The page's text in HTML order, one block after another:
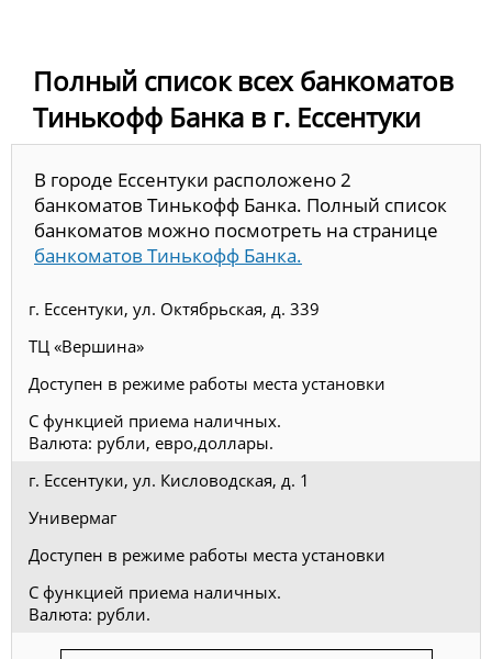
Полный список всех банкоматов
Тинькофф Банка в г. Ессентуки
В городе Ессентуки расположено 2
банкоматов Тинькофф Банка. Полный список
банкоматов можно посмотреть на странице
банкоматов Тинькофф Банка.
г. Ессентуки, ул. Октябрьская, д. 339
ТЦ «Вершина»
Доступен в режиме работы места установки
С функцией приема наличных.
Валюта: рубли, евро,доллары.
г. Ессентуки, ул. Кисловодская, д. 1
Универмаг
Доступен в режиме работы места установки
С функцией приема наличных.
Валюта: рубли.